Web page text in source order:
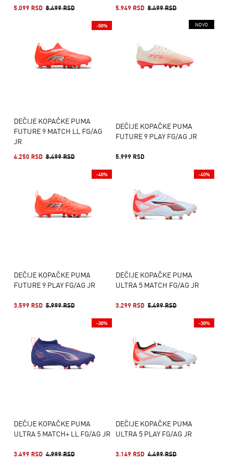
5.099 RSD 8.499 RSD 5.949 RSD 8.499 RSD
DEČIJE KOPAČKE PUMA
FUTURE 9 MATCH LL FG/AG
JR
4.250 RSD 8.499 RSD
-50%
DEČIJE KOPAČKE PUMA
FUTURE 9 PLAY FG/AG JR
5.999 RSD
NOVO
DEČIJE KOPAČKE PUMA
FUTURE 9 PLAY FG/AG JR
3.599 RSD 5.999 RSD
-40%
DEČIJE KOPAČKE PUMA
ULTRA 5 MATCH FG/AG JR
3.299 RSD 5.499 RSD
-40%
DEČIJE KOPAČKE PUMA
ULTRA 5 MATCH+ LL FG/AG JR
3.499 RSD 4.999 RSD
-30%
DEČIJE KOPAČKE PUMA
ULTRA 5 PLAY FG/AG JR
3.149 RSD 4.499 RSD
-30%